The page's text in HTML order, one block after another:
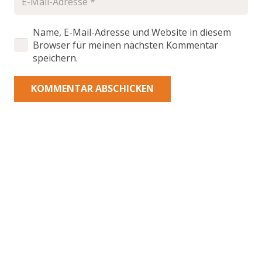
Name, E-Mail-Adresse und Website in diesem
Browser für meinen nächsten Kommentar
speichern.
KOMMENTAR ABSCHICKEN